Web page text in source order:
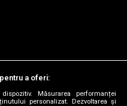
a oferi:
Măsurarea performanței
personalizat. Dezvoltarea și